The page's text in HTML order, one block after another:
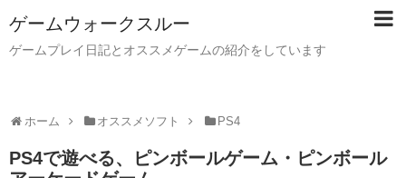
ゲームウォークスルー
ゲームプレイ日記とオススメゲームの紹介をしています
ホーム オススメソフト PS4
PS4で遊べる、ピンボールゲーム・ピンボール